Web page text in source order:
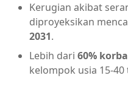
Kerugian akibat
diproyeksikan
2031.
Lebih dari 60%
kelompok usia 15-40